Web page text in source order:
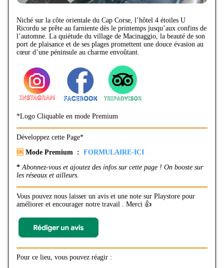
Niché sur la côte orientale du Cap Corse, l’hôtel 4 étoiles U
Ricordu se prête au farniente dès le printemps jusqu’aux confins de
l’automne. La quiétude du village de Macinaggio, la beauté de son
port de plaisance et de ses plages promettent une douce évasion au
cœur d’une péninsule au charme envoûtant.
*Logo Cliquable en mode Premium
Développez cette Page*
🆗 Mode Premium : FORMULAIRE-ICI
*Abonnez-vous et ajoutez des infos sur cette page ! On booste sur
les réseaux et ailleurs.
Vous pouvez nous laisser un avis et une note sur Playstore pour
améliorer et encourager notre travail . Merci 👍
Pour ce lieu, vous pouvez réagir :